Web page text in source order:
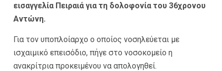
εισαγγελία Πειραιά για τη δολοφονία του 36χρονου
Αντώνη.
Για τον υποπλοίαρχο ο οποίος νοσηλεύεται με
ισχαιμικό επεισόδιο, πήγε στο νοσοκομείο η
ανακρίτρια προκειμένου να απολογηθεί.